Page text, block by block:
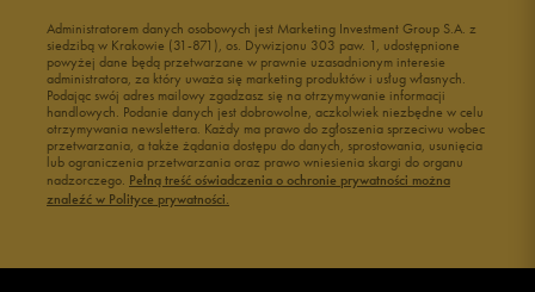
Administratorem danych osobowych jest Marketing Investment Group S.A. z
siedzibą w Krakowie (31-871), os. Dywizjonu 303 paw. 1, udostępnione
powyżej dane będą przetwarzane w prawnie uzasadnionym interesie
administratora, za który uważa się marketing produktów i usług własnych.
Podając swój adres mailowy zgadzasz się na otrzymywanie informacji
handlowych. Podanie danych jest dobrowolne, aczkolwiek niezbędne w celu
otrzymywania newslettera. Każdy ma prawo do zgłoszenia sprzeciwu wobec
przetwarzania, a także żądania dostępu do danych, sprostowania, usunięcia
lub ograniczenia przetwarzania oraz prawo wniesienia skargi do organu
nadzorczego. Pełną treść oświadczenia o ochronie prywatności można
znaleźć w Polityce prywatności.